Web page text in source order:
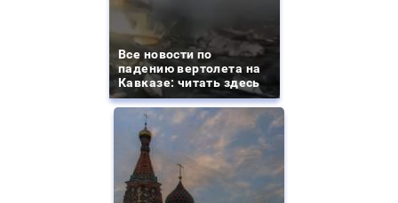
Все новости по
падению вертолета на
Кавказе: читать здесь